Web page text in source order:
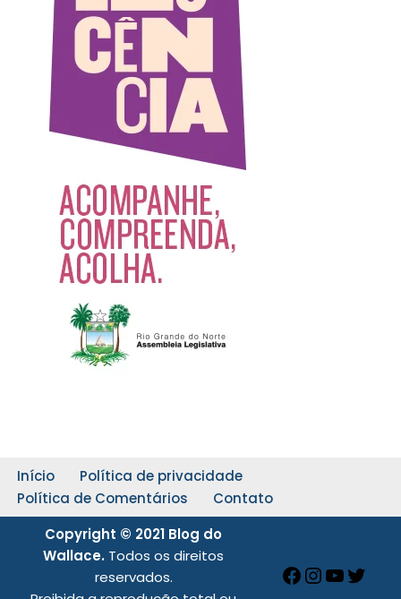
Início
Política de privacidade
Política de Comentários
Contato
Copyright © 2021 Blog do
Wallace. Todos os direitos
reservados.